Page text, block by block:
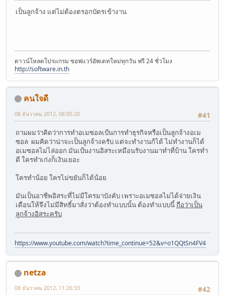
เป็นลูกจ้าง แต่ไม่ต้องตรอกบัตรเข้างาน
ดาวน์โหลดโปรแกรม ซอฟแวร์อัพเดทใหม่ทุกวัน ฟรี 24 ชั่วโมง
http://software.in.th
คนใจดี
#41
08 ธันวาคม 2012, 08:05:20
ถามผมว่าคิดว่าการทำอเมซอลเป้นการทำธุรกิจหรือเป็นลูกจ้างอเม
ซอล ผมคิดว่าน่าจะเป็นลูกจ้างครับ แต่จะทำงานก้ได้ ไม่ทำงานก็ได้
อเมซอลไม่ไล่ออก มันเป้นงานอิสระเหมือนรับงานมาทำที่บ้าน ใครทำ
ดี ใครทำเก่งก็เงินเยอะ
ใครทำน้อย ใครไม่ขยันก็ได้น้อย
มันเป็นอาชีพอิสระที่ไม่มีใครมาบังคับ เพราะอเมซอลไม่ได้จ่ายเงิน
เดือนให้จึงไม่มีสิทธิ์มาสั่งว่าต้องทำแบบนั้น ต้องทำแบบนี้ ถือว่าเป็น
ลูกจ้างอิสระครับ
https://www.youtube.com/watch?time_continue=52&v=o1QQtSn4FV4
netza
#42
08 ธันวาคม 2012, 11:26:33